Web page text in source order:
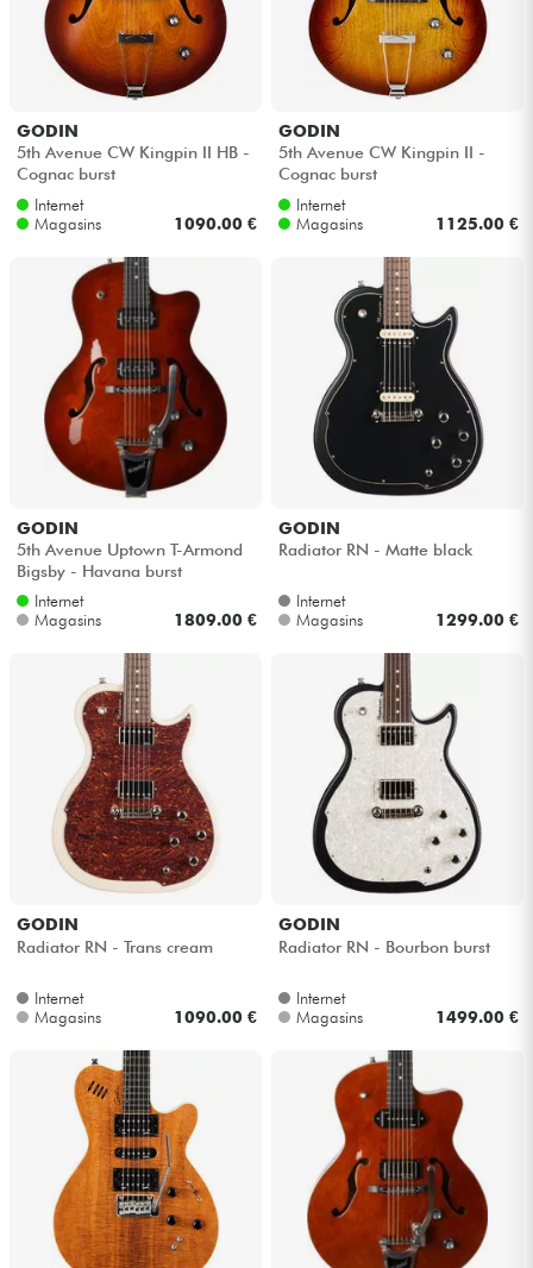
DJ
Eclairage
Vents
Violons & Quatuor
Eveil Musical
Câbles & Access.
HiFi
Packs
GODIN
5th Avenue CW Kingpin II HB -
Cognac burst
Internet
Magasins
1090.00 €
GODIN
5th Avenue CW Kingpin II -
Cognac burst
Internet
Magasins
1125.00 €
GODIN
5th Avenue Uptown T-Armond
Bigsby - Havana burst
Internet
Magasins
1809.00 €
GODIN
Radiator RN - Matte black
Internet
Magasins
1299.00 €
GODIN
Radiator RN - Trans cream
Internet
Magasins
1090.00 €
GODIN
Radiator RN - Bourbon burst
Internet
Magasins
1499.00 €